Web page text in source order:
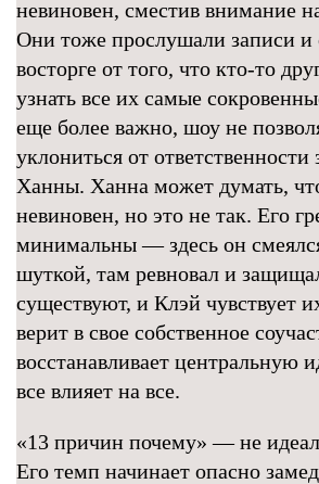
невиновен, сместив внимание
Они тоже прослушали записи и
восторге от того, что кто-то
узнать все их самые
еще более важно, шоу не
уклониться от ответственности
Ханны. Ханна может думать,
невиновен, но это не так. Его
минимальны — здесь он
шуткой, там ревновал и
существуют, и Клэй чувствует
верит в свое собственное
восстанавливает центральную
все влияет на все.
«13 причин почему» — не
Его темп начинает опасно